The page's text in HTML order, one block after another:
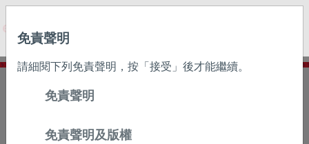
免責聲明
請細閱下列免責聲明，按「接受」後才能繼續。
免責聲明
免責聲明及版權
privacy very seriously. Please see our privacy policy for
details and any questions.